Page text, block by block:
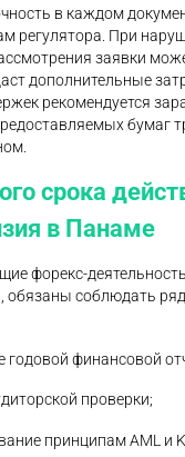
в каждом
регулятора. При
заявки
дополнительные
рекомендуется
бумаг
срока
в Панаме
форекс-
обязаны соблюдать
годовой финансовой
проверки;
принципам AML и